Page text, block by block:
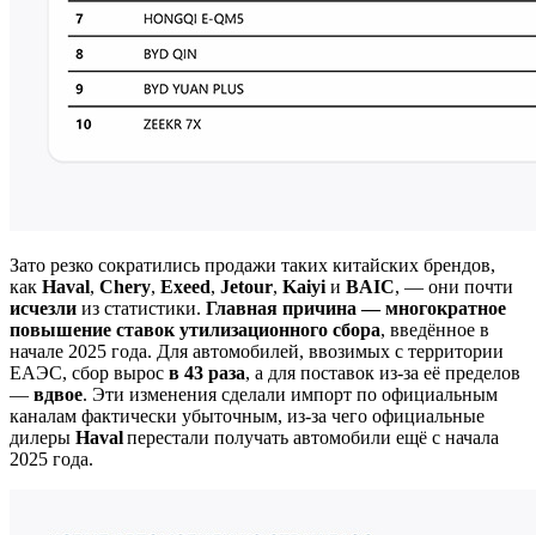
Зато резко сократились продажи таких китайских брендов,
как Haval, Chery, Exeed, Jetour, Kaiyi и BAIC, — они почти
исчезли из статистики. Главная причина — многократное
повышение ставок утилизационного сбора, введённое в
начале 2025 года. Для автомобилей, ввозимых с территории
ЕАЭС, сбор вырос в 43 раза, а для поставок из-за её пределов
— вдвое. Эти изменения сделали импорт по официальным
каналам фактически убыточным, из-за чего официальные
дилеры Havalперестали получать автомобили ещё с начала
2025 года.